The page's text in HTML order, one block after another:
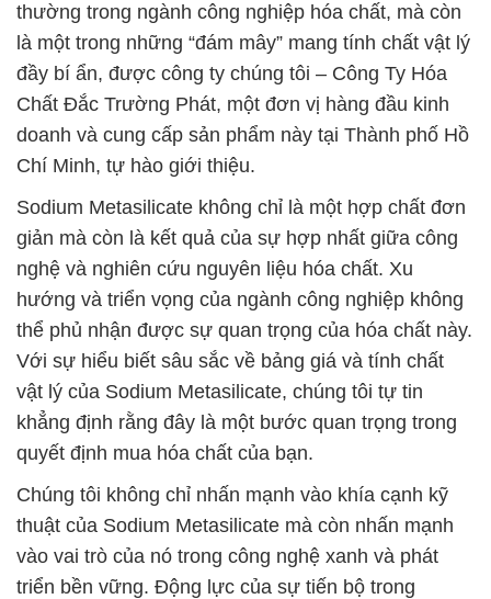
thường trong ngành công nghiệp hóa chất, mà còn
là một trong những “đám mây” mang tính chất vật lý
đầy bí ẩn, được công ty chúng tôi – Công Ty Hóa
Chất Đắc Trường Phát, một đơn vị hàng đầu kinh
doanh và cung cấp sản phẩm này tại Thành phố Hồ
Chí Minh, tự hào giới thiệu.
Sodium Metasilicate không chỉ là một hợp chất đơn
giản mà còn là kết quả của sự hợp nhất giữa công
nghệ và nghiên cứu nguyên liệu hóa chất. Xu
hướng và triển vọng của ngành công nghiệp không
thể phủ nhận được sự quan trọng của hóa chất này.
Với sự hiểu biết sâu sắc về bảng giá và tính chất
vật lý của Sodium Metasilicate, chúng tôi tự tin
khẳng định rằng đây là một bước quan trọng trong
quyết định mua hóa chất của bạn.
Chúng tôi không chỉ nhấn mạnh vào khía cạnh kỹ
thuật của Sodium Metasilicate mà còn nhấn mạnh
vào vai trò của nó trong công nghệ xanh và phát
triển bền vững. Động lực của sự tiến bộ trong